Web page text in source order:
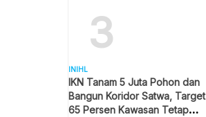
3
INIHL
IKN Tanam 5 Juta Pohon dan
Bangun Koridor Satwa, Target
65 Persen Kawasan Tetap